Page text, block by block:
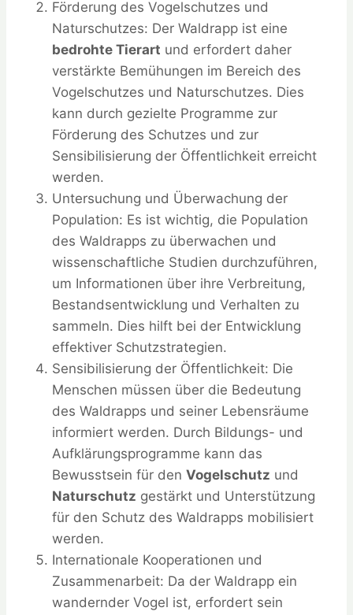
Förderung des Vogelschutzes und
Naturschutzes: Der Waldrapp ist eine
bedrohte Tierart und erfordert daher
verstärkte Bemühungen im Bereich des
Vogelschutzes und Naturschutzes. Dies
kann durch gezielte Programme zur
Förderung des Schutzes und zur
Sensibilisierung der Öffentlichkeit erreicht
werden.
Untersuchung und Überwachung der
Population: Es ist wichtig, die Population
des Waldrapps zu überwachen und
wissenschaftliche Studien durchzuführen,
um Informationen über ihre Verbreitung,
Bestandsentwicklung und Verhalten zu
sammeln. Dies hilft bei der Entwicklung
effektiver Schutzstrategien.
Sensibilisierung der Öffentlichkeit: Die
Menschen müssen über die Bedeutung
des Waldrapps und seiner Lebensräume
informiert werden. Durch Bildungs- und
Aufklärungsprogramme kann das
Bewusstsein für den Vogelschutz und
Naturschutz gestärkt und Unterstützung
für den Schutz des Waldrapps mobilisiert
werden.
Internationale Kooperationen und
Zusammenarbeit: Da der Waldrapp ein
wandernder Vogel ist, erfordert sein